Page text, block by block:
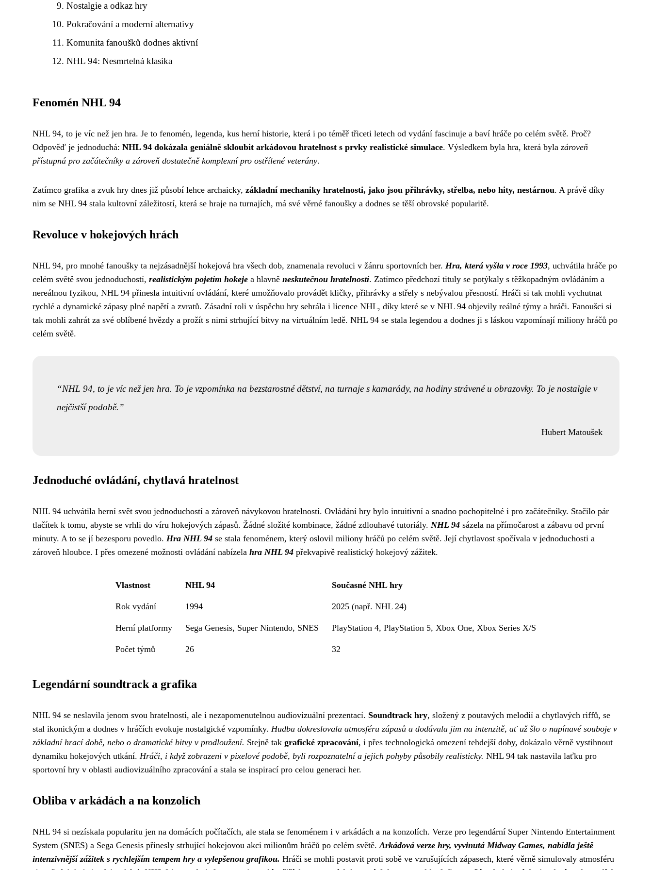
Nostalgie a odkaz hry
Pokračování a moderní alternativy
Komunita fanoušků dodnes aktivní
NHL 94: Nesmrtelná klasika
Fenomén NHL 94
NHL 94, to je víc než jen hra. Je to fenomén, legenda, kus herní historie, která i po téměř třiceti letech od vydání fascinuje a baví hráče po celém světě. Proč?
Odpověď je jednoduchá: NHL 94 dokázala geniálně skloubit arkádovou hratelnost s prvky realistické simulace. Výsledkem byla hra, která byla zároveň
přístupná pro začátečníky a zároveň dostatečně komplexní pro ostřílené veterány.
Zatímco grafika a zvuk hry dnes již působí lehce archaicky, základní mechaniky hratelnosti, jako jsou přihrávky, střelba, nebo hity, nestárnou. A právě díky
nim se NHL 94 stala kultovní záležitostí, která se hraje na turnajích, má své věrné fanoušky a dodnes se těší obrovské popularitě.
Revoluce v hokejových hrách
NHL 94, pro mnohé fanoušky ta nejzásadnější hokejová hra všech dob, znamenala revoluci v žánru sportovních her. Hra, která vyšla v roce 1993, uchvátila hráče po
celém světě svou jednoduchostí, realistickým pojetím hokeje a hlavně neskutečnou hratelností. Zatímco předchozí tituly se potýkaly s těžkopadným ovládáním a
nereálnou fyzikou, NHL 94 přinesla intuitivní ovládání, které umožňovalo provádět kličky, přihrávky a střely s nebývalou přesností. Hráči si tak mohli vychutnat
rychlé a dynamické zápasy plné napětí a zvratů. Zásadní roli v úspěchu hry sehrála i licence NHL, díky které se v NHL 94 objevily reálné týmy a hráči. Fanoušci si
tak mohli zahrát za své oblíbené hvězdy a prožít s nimi strhující bitvy na virtuálním ledě. NHL 94 se stala legendou a dodnes ji s láskou vzpomínají miliony hráčů po
celém světě.
NHL 94, to je víc než jen hra. To je vzpomínka na bezstarostné dětství, na turnaje s kamarády, na hodiny strávené u obrazovky. To je nostalgie v
nejčistší podobě.
Hubert Matoušek
Jednoduché ovládání, chytlavá hratelnost
NHL 94 uchvátila herní svět svou jednoduchostí a zároveň návykovou hratelností. Ovládání hry bylo intuitivní a snadno pochopitelné i pro začátečníky. Stačilo pár
tlačítek k tomu, abyste se vrhli do víru hokejových zápasů. Žádné složité kombinace, žádné zdlouhavé tutoriály. NHL 94 sázela na přímočarost a zábavu od první
minuty. A to se jí bezesporu povedlo. Hra NHL 94 se stala fenoménem, který oslovil miliony hráčů po celém světě. Její chytlavost spočívala v jednoduchosti a
zároveň hloubce. I přes omezené možnosti ovládání nabízela hra NHL 94 překvapivě realistický hokejový zážitek.
Vlastnost NHL 94 Současné NHL hry
Rok vydání 1994 2025 (např. NHL 24)
Herní platformy Sega Genesis, Super Nintendo, SNES PlayStation 4, PlayStation 5, Xbox One, Xbox Series X/S
Počet týmů 26 32
Legendární soundtrack a grafika
NHL 94 se neslavila jenom svou hratelností, ale i nezapomenutelnou audiovizuální prezentací. Soundtrack hry, složený z poutavých melodií a chytlavých riffů, se
stal ikonickým a dodnes v hráčích evokuje nostalgické vzpomínky. Hudba dokreslovala atmosféru zápasů a dodávala jim na intenzitě, ať už šlo o napínavé souboje v
základní hrací době, nebo o dramatické bitvy v prodloužení. Stejně tak grafické zpracování, i přes technologická omezení tehdejší doby, dokázalo věrně vystihnout
dynamiku hokejových utkání. Hráči, i když zobrazeni v pixelové podobě, byli rozpoznatelní a jejich pohyby působily realisticky. NHL 94 tak nastavila laťku pro
sportovní hry v oblasti audiovizuálního zpracování a stala se inspirací pro celou generaci her.
Obliba v arkádách a na konzolích
NHL 94 si nezískala popularitu jen na domácích počítačích, ale stala se fenoménem i v arkádách a na konzolích. Verze pro legendární Super Nintendo Entertainment
System (SNES) a Sega Genesis přinesly strhující hokejovou akci milionům hráčů po celém světě.Arkádová verze hry, vyvinutá Midway Games, nabídla ještě
intenzivnější zážitek s rychlejším tempem hry a vylepšenou grafikou. Hráči se mohli postavit proti sobě ve vzrušujících zápasech, které věrně simulovaly atmosféru